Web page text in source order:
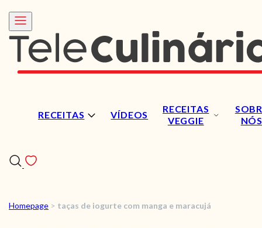
RECEITAS VÍDEOS
RECEITAS
VEGGIE
NÓS
RECEITAS
Homepage > taças de iogurte com manga e maracujá